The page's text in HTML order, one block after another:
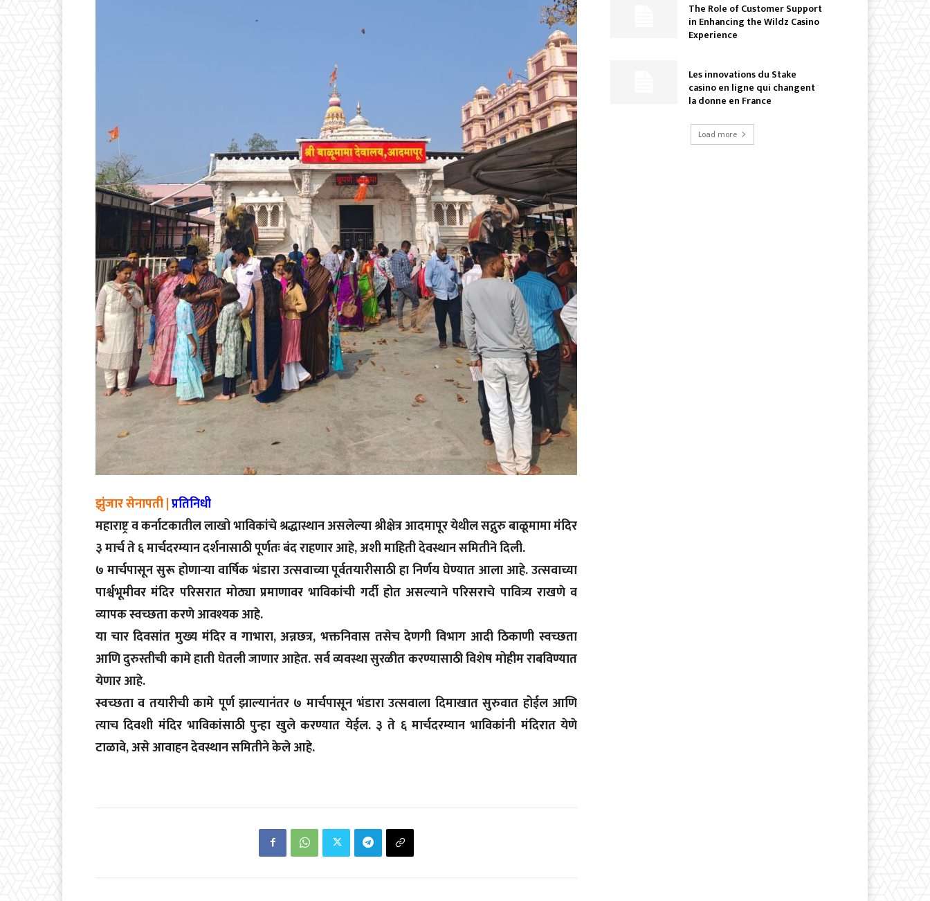
झुंजार सेनापती |प्रतिनिधी
महाराष्ट्र व कर्नाटकातील लाखो भाविकांचे श्रद्धास्थान असलेल्या श्रीक्षेत्र आदमापूर येथील सद्गुरु बाळूमामा मंदिर
३ मार्च ते ६ मार्चदरम्यान दर्शनासाठी पूर्णतः बंद राहणार आहे, अशी माहिती देवस्थान समितीने दिली.
७ मार्चपासून सुरू होणाऱ्या वार्षिक भंडारा उत्सवाच्या पूर्वतयारीसाठी हा निर्णय घेण्यात आला आहे. उत्सवाच्या
पार्श्वभूमीवर मंदिर परिसरात मोठ्या प्रमाणावर भाविकांची गर्दी होत असल्याने परिसराचे पावित्र्य राखणे व
व्यापक स्वच्छता करणे आवश्यक आहे.
या चार दिवसांत मुख्य मंदिर व गाभारा, अन्नछत्र, भक्तनिवास तसेच देणगी विभाग आदी ठिकाणी स्वच्छता
आणि दुरुस्तीची कामे हाती घेतली जाणार आहेत. सर्व व्यवस्था सुरळीत करण्यासाठी विशेष मोहीम राबविण्यात
येणार आहे.
स्वच्छता व तयारीची कामे पूर्ण झाल्यानंतर ७ मार्चपासून भंडारा उत्सवाला दिमाखात सुरुवात होईल आणि
त्याच दिवशी मंदिर भाविकांसाठी पुन्हा खुले करण्यात येईल. ३ ते ६ मार्चदरम्यान भाविकांनी मंदिरात येणे
टाळावे, असे आवाहन देवस्थान समितीने केले आहे.
The Role of Customer Support
in Enhancing the Wildz Casino
Experience
Les innovations du Stake
casino en ligne qui changent
la donne en France
Load more